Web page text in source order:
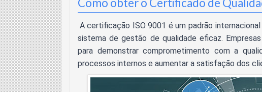
Como obter o Certificado de
A certificação ISO 9001 é um padrão
sistema de gestão de qualidade eficaz.
para demonstrar comprometimento com a
processos internos e aumentar a satisfação dos